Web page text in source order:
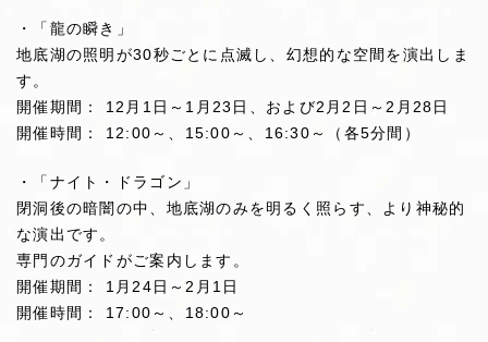
・「龍の瞬き」
地底湖の照明が30秒ごとに点滅し、幻想的な空間を演出しま
す。
開催期間： 12月1日～1月23日、および2月2日～2月28日
開催時間： 12:00～、15:00～、16:30～（各5分間）
・「ナイト・ドラゴン」
閉洞後の暗闇の中、地底湖のみを明るく照らす、より神秘的
な演出です。
専門のガイドがご案内します。
開催期間： 1月24日～2月1日
開催時間： 17:00～、18:00～